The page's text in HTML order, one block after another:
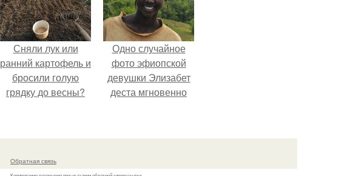
Сняли лук или
ранний картофель и
бросили голую
грядку до весны?
Одно случайное
фото эфиопской
девушки Элизабет
деста мгновенно
сделало её новой
Обратная связь